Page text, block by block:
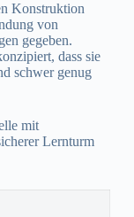
Konstruktion
von
gegeben.
dass sie
schwer genug
mit
Lernturm